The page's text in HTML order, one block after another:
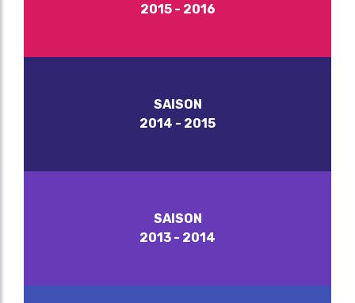
2015 - 2016
SAISON
2014 - 2015
SAISON
2013 - 2014